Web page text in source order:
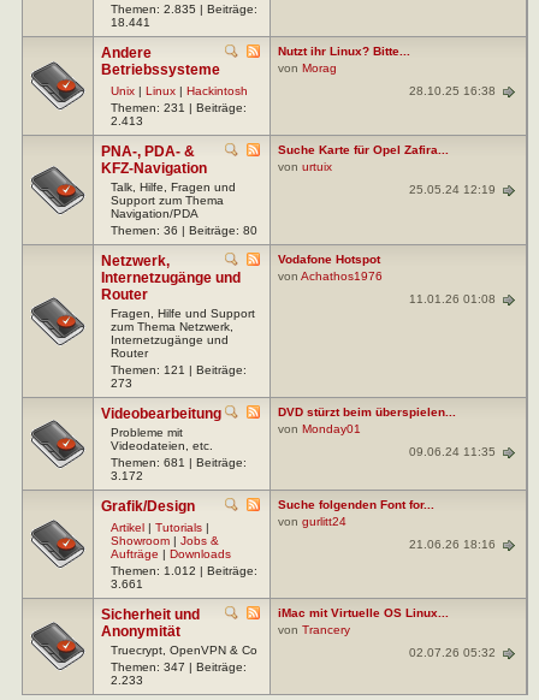
Themen: 2.835 | Beiträge:
18.441
Andere
Betriebssysteme
Unix | Linux | Hackintosh
Themen: 231 | Beiträge:
2.413
Nutzt ihr Linux? Bitte...
von Morag
28.10.25 16:38
PNA-, PDA- &
KFZ-Navigation
Talk, Hilfe, Fragen und
Support zum Thema
Navigation/PDA
Themen: 36 | Beiträge: 80
Suche Karte für Opel Zafira...
von urtuix
25.05.24 12:19
Netzwerk,
Internetzugänge und
Router
Fragen, Hilfe und Support
zum Thema Netzwerk,
Internetzugänge und
Router
Themen: 121 | Beiträge:
273
Vodafone Hotspot
von Achathos1976
11.01.26 01:08
Videobearbeitung
Probleme mit
Videodateien, etc.
Themen: 681 | Beiträge:
3.172
DVD stürzt beim überspielen...
von Monday01
09.06.24 11:35
Grafik/Design
Artikel | Tutorials |
Showroom | Jobs &
Aufträge | Downloads
Themen: 1.012 | Beiträge:
3.661
Suche folgenden Font for...
von gurlitt24
21.06.26 18:16
Sicherheit und
Anonymität
Truecrypt, OpenVPN & Co
Themen: 347 | Beiträge:
2.233
iMac mit Virtuelle OS Linux...
von Trancery
02.07.26 05:32